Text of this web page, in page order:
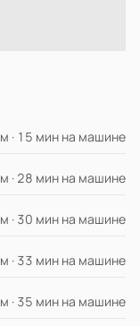
· 15 мин на машине
· 28 мин на машине
· 30 мин на машине
· 33 мин на машине
· 35 мин на машине